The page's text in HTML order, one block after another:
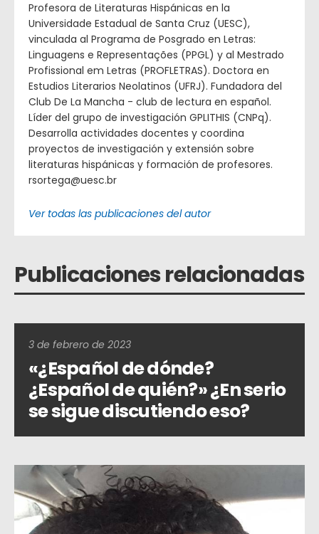
Profesora de Literaturas Hispánicas en la
Universidade Estadual de Santa Cruz (UESC),
vinculada al Programa de Posgrado en Letras:
Linguagens e Representações (PPGL) y al Mestrado
Profissional em Letras (PROFLETRAS). Doctora en
Estudios Literarios Neolatinos (UFRJ). Fundadora del
Club De La Mancha - club de lectura en español.
Líder del grupo de investigación GPLITHIS (CNPq).
Desarrolla actividades docentes y coordina
proyectos de investigación y extensión sobre
literaturas hispánicas y formación de profesores.
rsortega@uesc.br
Ver todas las publicaciones del autor
Publicaciones relacionadas
3 de febrero de 2023
«¿Español de dónde?
¿Español de quién?» ¿En serio
se sigue discutiendo eso?